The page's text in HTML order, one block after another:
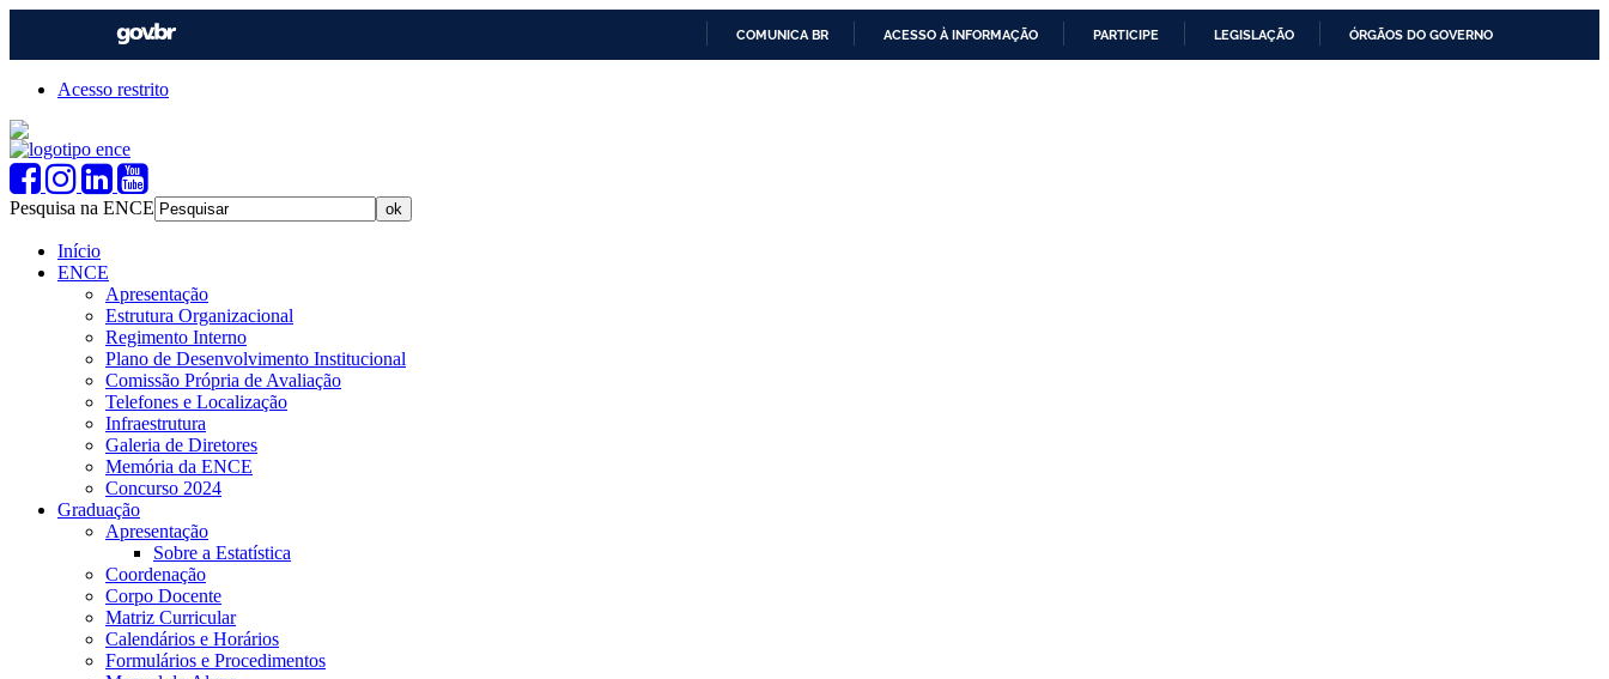
COMUNICA BR ACESSO À INFORMAÇÃO PARTICIPE LEGISLAÇÃO ÓRGÃOS DO GOVERNO
Acesso restrito
Pesquisa na ENCE
Início
ENCE
Apresentação
Estrutura Organizacional
Regimento Interno
Plano de Desenvolvimento Institucional
Comissão Própria de Avaliação
Telefones e Localização
Infraestrutura
Galeria de Diretores
Memória da ENCE
Concurso 2024
Graduação
Apresentação
Sobre a Estatística
Coordenação
Corpo Docente
Matriz Curricular
Calendários e Horários
Formulários e Procedimentos